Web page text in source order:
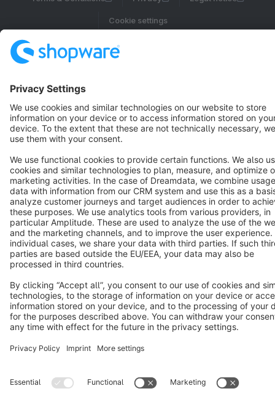
Cookie settings
Copyright © shopware AG - All rights reserved
Notice: * All prices are quoted net of the statutory value-added tax